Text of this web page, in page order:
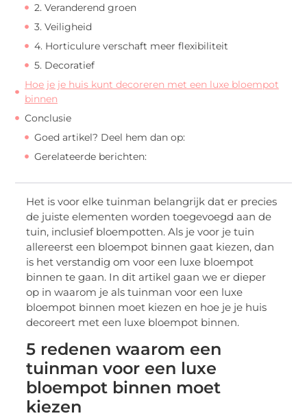
2. Veranderend groen
3. Veiligheid
4. Horticulure verschaft meer flexibiliteit
5. Decoratief
Hoe je je huis kunt decoreren met een luxe bloempot
binnen
Conclusie
Goed artikel? Deel hem dan op:
Gerelateerde berichten:
Het is voor elke tuinman belangrijk dat er precies
de juiste elementen worden toegevoegd aan de
tuin, inclusief bloempotten. Als je voor je tuin
allereerst een bloempot binnen gaat kiezen, dan
is het verstandig om voor een luxe bloempot
binnen te gaan. In dit artikel gaan we er dieper
op in waarom je als tuinman voor een luxe
bloempot binnen moet kiezen en hoe je je huis
decoreert met een luxe bloempot binnen.
5 redenen waarom een
tuinman voor een luxe
bloempot binnen moet
kiezen